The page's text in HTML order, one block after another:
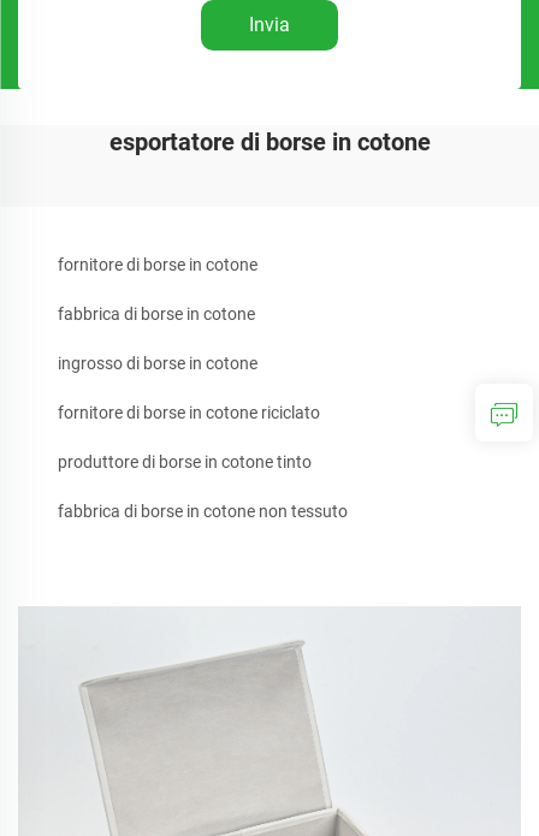
Invia
esportatore di borse in cotone
fornitore di borse in cotone
fabbrica di borse in cotone
ingrosso di borse in cotone
fornitore di borse in cotone riciclato
produttore di borse in cotone tinto
fabbrica di borse in cotone non tessuto